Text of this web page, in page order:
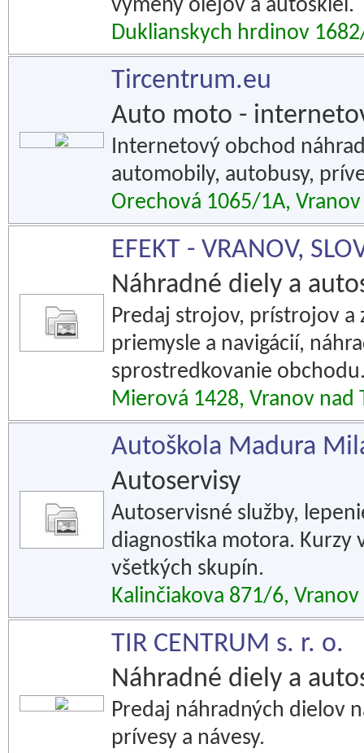
výmeny olejov a autoskiel.
Duklianskych hrdinov
Tircentrum.eu
Auto moto -
Internetový obchod
automobily, autobusy,
Orechová 1065/1A,
EFEKT - VRANOV,
Náhradné diely a
Predaj strojov, prístrojov a
priemysle a navigácií,
sprostredkovanie
Mierová 1428, Vranov nad
Autoškola Madura
Autoservisy
Autoservisné služby,
diagnostika motora. Kurzy
všetkých skupín.
Kalinčiakova 871/6,
TIR CENTRUM s. r. o.
Náhradné diely a
Predaj náhradných dielov
prívesy a návesy.